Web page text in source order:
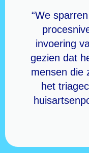
“We
invoering
gezien dat
mensen die
het